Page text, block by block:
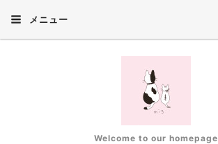
メニュー
Welcome to our homepage